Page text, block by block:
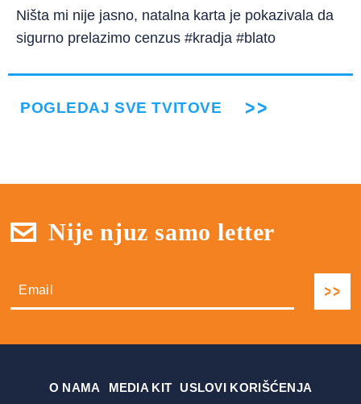
Ništa mi nije jasno, natalna karta je pokazivala da
sigurno prelazimo cenzus #kradja #blato
POGLEDAJ SVE TVITOVE
Nije njuz samo letter
О NAMA MEDIA KIT USLOVI KORIŠĆENJA